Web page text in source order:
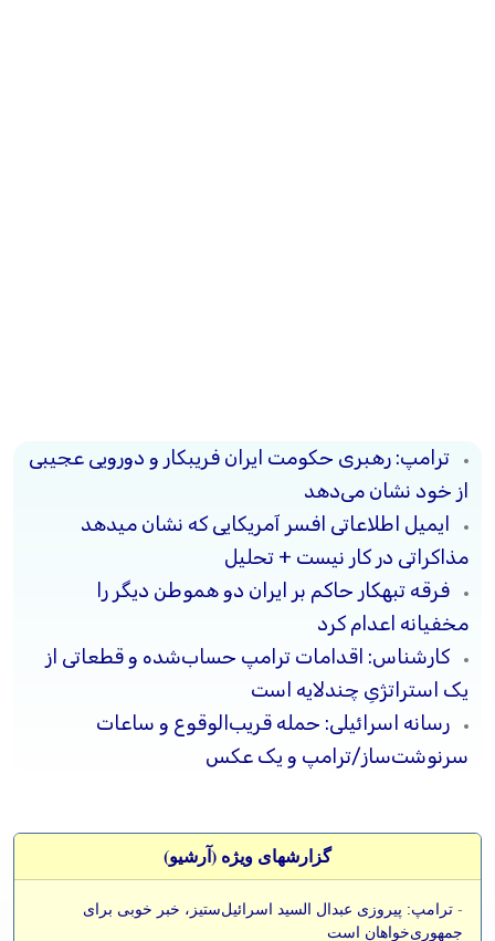
ترامپ: رهبری حکومت ایران فریبکار و دورویی عجیبی
از خود نشان می‌دهد
ایمیل اطلاعاتی افسر آمریکایی که نشان میدهد
مذاکراتی در کار نیست + تحلیل
فرقه تبهکار حاکم بر ایران دو هموطن دیگر را
مخفیانه اعدام کرد
کارشناس: اقدامات ترامپ حساب‌شده و قطعاتی از
یک استراتژیِ چندلایه است
رسانه‌ اسرائیلی: حمله‌ قریب‌الوقوع و ساعات
سرنوشت‌ساز/ترامپ و یک عکس
گزارشهای ویژه (آرشيو)
- ترامپ: پیروزی عبدال السید اسرائیل‌ستیز، خبر خوبی برای
جمهوری‌خواهان است